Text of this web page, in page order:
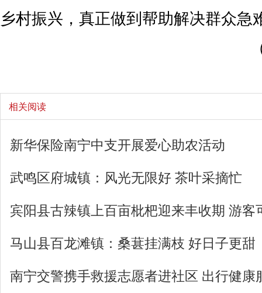
乡村振兴，真正做到帮助解决群众急
相关阅读
新华保险南宁中支开展爱心助农活动
武鸣区府城镇：风光无限好 茶叶采摘忙
宾阳县古辣镇上百亩枇杷迎来丰收期 游客
马山县百龙滩镇：桑葚挂满枝 好日子更甜
南宁交警携手救援志愿者进社区 出行健康